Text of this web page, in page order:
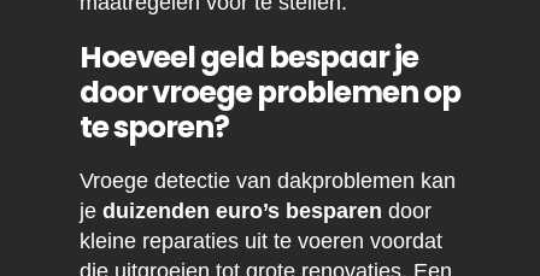
Hoeveel geld bespaar je
door vroege problemen op
te sporen?
Vroege detectie van dakproblemen kan
je duizenden euro’s besparen door
kleine reparaties uit te voeren voordat